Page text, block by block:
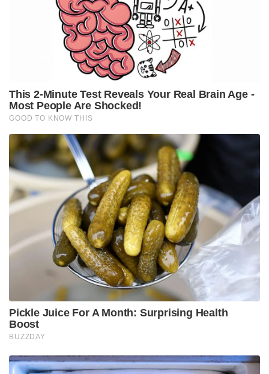
ഇന്‍ഷൂറന്‍സ് കൗണ്‍സിലില്‍ നിന്നും അല്ലാത്തവര്‍ക്ക്
കേന്ദ്ര ഗതായത ഹൈവേ മന്ത്രാലയത്തില്‍ നിന്നുമുള്ള
നിധി ഉപയോഗിച്ചായിരിയ്ക്കും ചികിത്സയ്ക്കുള്ള തുക
കേന്ദ്രഗവണ്മെന്റ് അടയ്ക്കുന്നത്.
തുടക്കത്തില്‍ 2.5 ലക്ഷം രൂപവരെയുള്ള
ചികിത്സയാണ് സൗജന്യമായി നല്‍കുന്നത്.
അടിയന്തിര ചികിത്സ നല്‍കുന്നതിന് 2.5 ലക്ഷത്തില്‍
എന്ന ഒരു നിയമവും നടപ്പിലാക്കാന്‍ കേന്ദ്രഗവണ്മെന്റ്
പദ്ധതിയിടുന്നതായി ഉദ്യോഗസ്ഥര്‍ അറിയിച്ചു.
Tags: